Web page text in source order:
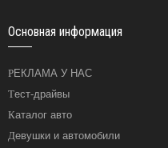
Основная информация
РЕКЛАМА У НАС
Тест-драйвы
Каталог авто
Девушки и автомобили